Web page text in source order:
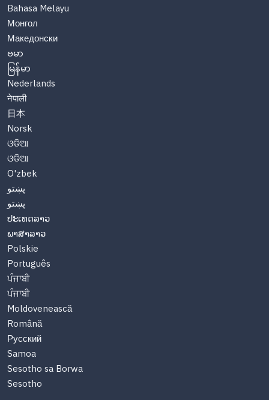
Bahasa Melayu
Монгол
Македонски
ဗမာ
မြန်မာ
Nederlands
नेपाली
日本
Norsk
ଓଡିଆ
ଓଡିଆ
O'zbek
پښتو
پښتو
ປະເທດລາວ
ພາສາລາວ
Polskie
Português
ਪੰਜਾਬੀ
ਪੰਜਾਬੀ
Moldovenească
Română
Русский
Samoa
Sesotho sa Borwa
Sesotho